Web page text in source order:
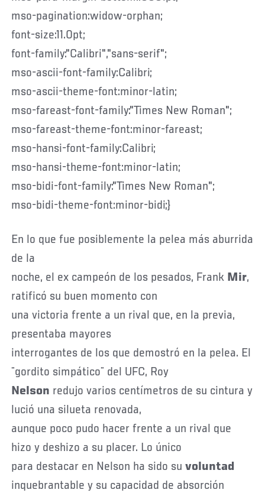
mso-pagination:widow-orphan;
font-size:11.0pt;
font-family:"Calibri","sans-serif";
mso-ascii-font-family:Calibri;
mso-ascii-theme-font:minor-latin;
mso-fareast-font-family:"Times New Roman";
mso-fareast-theme-font:minor-fareast;
mso-hansi-font-family:Calibri;
mso-hansi-theme-font:minor-latin;
mso-bidi-font-family:"Times New Roman";
mso-bidi-theme-font:minor-bidi;}
En lo que fue posiblemente la pelea más aburrida
de la
noche, el ex campeón de los pesados, Frank Mir,
ratificó su buen momento con
una victoria frente a un rival que, en la previa,
presentaba mayores
interrogantes de los que demostró en la pelea. El
¨gordito simpático¨ del UFC, Roy
Nelson redujo varios centímetros de su cintura y
lució una silueta renovada,
aunque poco pudo hacer frente a un rival que
hizo y deshizo a su placer. Lo único
para destacar en Nelson ha sido suvoluntad
inquebrantable y su capacidad de absorción